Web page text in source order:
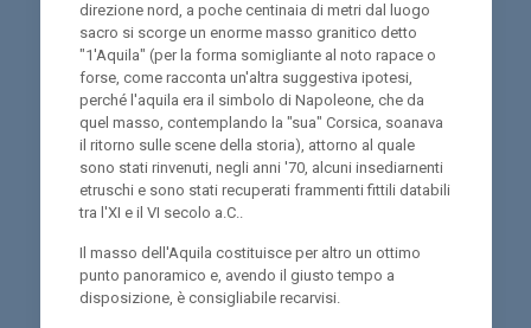
direzione nord, a poche centinaia di metri dal luogo
sacro si scorge un enorme masso granitico detto
"1'Aquila" (per la forma somigliante al noto rapace o
forse, come racconta un'altra suggestiva ipotesi,
perché l'aquila era il simbolo di Napoleone, che da
quel masso, contemplando la "sua" Corsica, soanava
il ritorno sulle scene della storia), attorno al quale
sono stati rinvenuti, negli anni '70, alcuni insediarnenti
etruschi e sono stati recuperati frammenti fittili databili
tra l'XI e il VI secolo a.C..
Il masso dell'Aquila costituisce per altro un ottimo
punto panoramico e, avendo il giusto tempo a
disposizione, è consigliabile recarvisi.